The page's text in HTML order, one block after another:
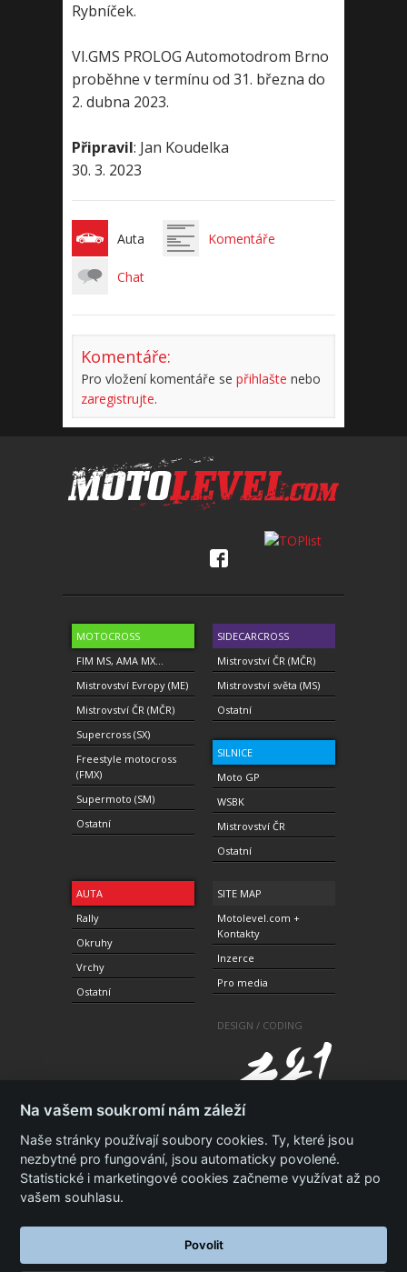
Rybníček.
VI.GMS PROLOG Automotodrom Brno
proběhne v termínu od 31. března do
2. dubna 2023.
Připravil: Jan Koudelka
30. 3. 2023
Auta Komentáře
Chat
Komentáře:
Pro vložení komentáře se přihlašte nebo
zaregistrujte.
MOTOCROSS
FIM MS, AMA MX...
Mistrovství Evropy (ME)
Mistrovství ČR (MČR)
Supercross (SX)
Freestyle motocross
(FMX)
Supermoto (SM)
Ostatní
SIDECARCROSS
Mistrovství ČR (MČR)
Mistrovství světa (MS)
Ostatní
SILNICE
Moto GP
WSBK
Mistrovství ČR
Ostatní
AUTA
Rally
Okruhy
Vrchy
Ostatní
SITE MAP
Motolevel.com +
Kontakty
Inzerce
Pro media
DESIGN / CODING
© 2010-2021 Copyright Motolevel. Všechna práva
vyhrazena.
3696
Na vašem soukromí nám záleží
Naše stránky používají soubory cookies. Ty, které jsou
nezbytné pro fungování, jsou automaticky povolené.
Statistické i marketingové cookies začneme využívat až po
vašem souhlasu.
Povolit